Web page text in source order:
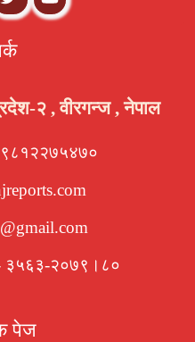
२ , वीरगन्ज , नेपाल
३५६३-२०७९।८०
पेज